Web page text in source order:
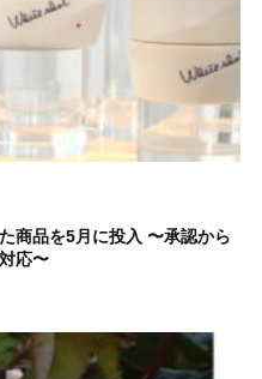
商品を5月に投入 〜承認から
応〜